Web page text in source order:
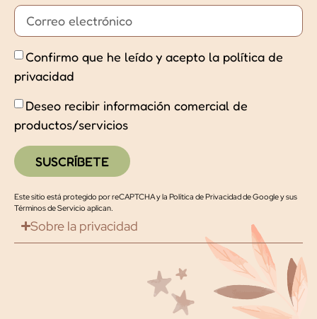
Confirmo que he leído y acepto la política de
privacidad
Deseo recibir información comercial de
productos/servicios
SUSCRÍBETE
Este sitio está protegido por reCAPTCHA y la Política de Privacidad de Googleysus
Términos de Servicio aplican.
Sobre la privacidad